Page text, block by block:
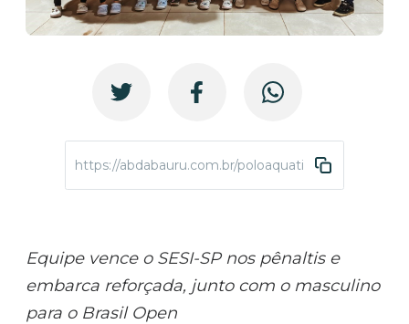
https://abdabauru.com.br/poloaquatico-liganacional-
Equipe vence o SESI-SP nos pênaltis e
embarca reforçada, junto com o masculino
para o Brasil Open